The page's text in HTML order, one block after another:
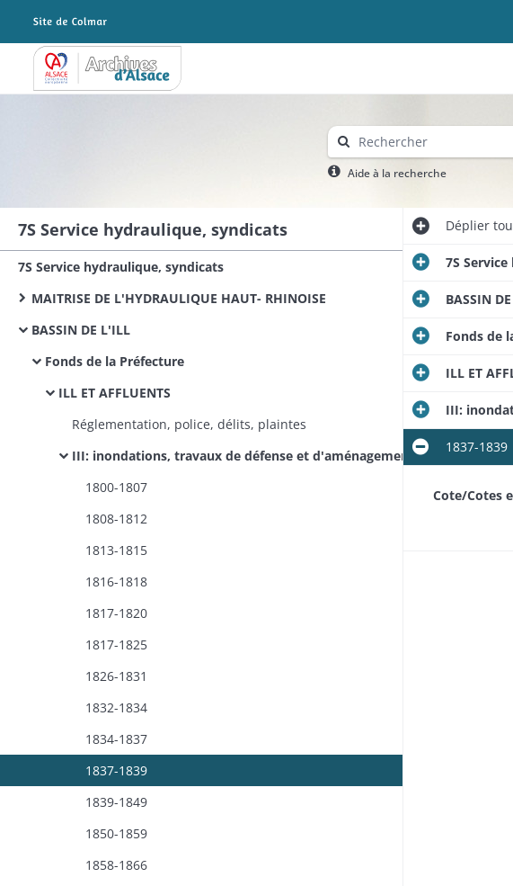
Archives Alsace - Colmar
Aide à la recherche
7S Service hydraulique, syndicats
7S Service hydraulique, syndicats
MAITRISE DE L'HYDRAULIQUE HAUT- RHINOISE
BASSIN DE L'ILL
Fonds de la Préfecture
ILL ET AFFLUENTS
Réglementation, police, délits, plaintes
III: inondations, travaux de défense et d'aménagement des rives, curage, rectification, endiguement (plans)
1800-1807
1808-1812
1813-1815
1816-1818
1817-1820
1817-1825
1826-1831
1832-1834
1834-1837
1837-1839
1839-1849
1850-1859
1858-1866
Déplier
7S
BASSIN
Fonds de
ILL ET
III:
1837-1839
Cote/Cotes